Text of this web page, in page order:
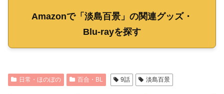
Amazonで「淡島百景」の関連グッズ・
Blu-rayを探す
日常・ほのぼの 百合・BL 9話 淡島百景